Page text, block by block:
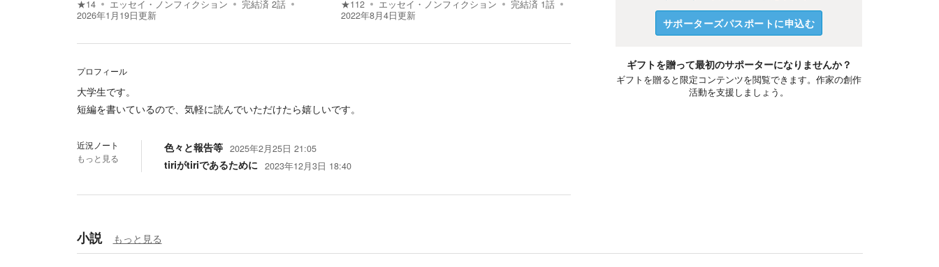
★14 エッセイ・ノンフィクション 完結済 2話
2026年1月19日更新
★112 エッセイ・ノンフィクション 完結済 1話
2022年8月4日更新
プロフィール
大学生です。
短編を書いているので、気軽に読んでいただけたら嬉しいです。
近況ノート
もっと見る
色々と報告等 2025年2月25日 21:05
tiriがtiriであるために 2023年12月3日 18:40
サポーターズパスポートに申込む
ギフトを贈って最初のサポーターになりませんか？
ギフトを贈ると限定コンテンツを閲覧できます。作家の創作
活動を支援しましょう。
小説 もっと見る